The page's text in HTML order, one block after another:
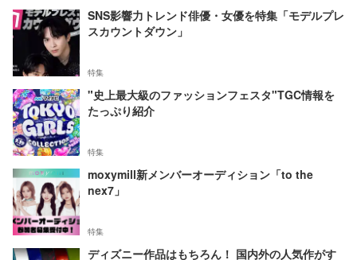
SNS影響力トレンド俳優・女優を特集「モデルプレ
スカウントダウン」
特集
"史上最大級のファッションフェスタ"TGC情報を
たっぷり紹介
特集
moxymill新メンバーオーディション「to the
nex7」
特集
ディズニー作品はもちろん！ 国内外の人気作がす